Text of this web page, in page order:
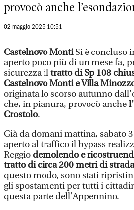
provocò anche
02 maggio 2025 10:51
Castelnovo MontiSi è concluso
aperto poco più di un mese fa,
sicurezza iltratto di Sp 108
Castelnovo Monti e Villa
originata lo scorso autunno
che, in pianura, provocò anche
Crostolo.
Già da domani mattina, sabato
aperto al traffico il bypass
Reggio demolendo e
tratto di circa 200 metri di
questo modo, sono stati
gli spostamenti per tutti i
questa parte dell’Appennino.